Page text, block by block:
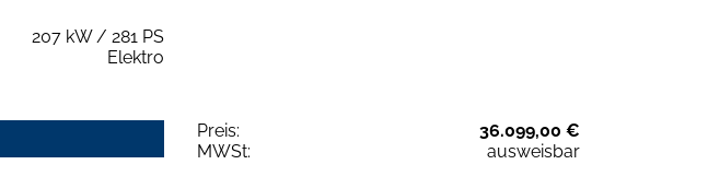
207 kW / 281 PS
Elektro
Preis:
36.099,00 €
MWSt:
ausweisbar